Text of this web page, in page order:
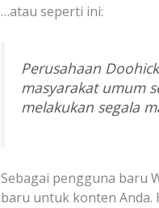
…atau seperti ini:
Perusahaan
masyarakat umum
melakukan segala
Sebagai pengguna baru
baru untuk konten Anda.